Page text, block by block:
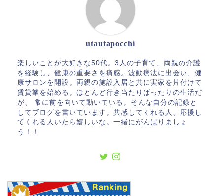
utautapocchi
楽しいことが大好きな50代。3人の子育て、両親の介護
を経験し、健康の重要さを痛感。波動療法に出会い、健
康サロンを開設。両親の施設入居と共に実家を片付けて
賃貸業を始める。ほとんど行き当たりばったりの生活だ
が、 常に前を向いて動いている。そんな自分の記録と
してブログを書いています。共感してくれる人、応援し
てくれる人いたら嬉しいな。一緒にがんばりましょ
う！！